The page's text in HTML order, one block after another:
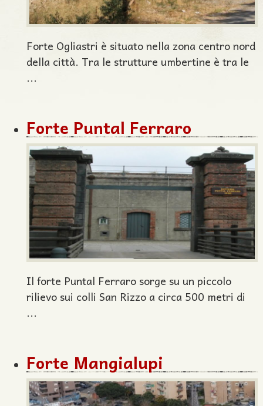
Forte Ogliastri è situato nella zona centro nord
della città. Tra le strutture umbertine è tra le
...
Forte Puntal Ferraro
Il forte Puntal Ferraro sorge su un piccolo
rilievo sui colli San Rizzo a circa 500 metri di
...
Forte Mangialupi